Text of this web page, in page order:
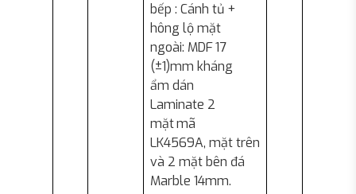
bếp : Cánh tủ +
hông lộ mặt
ngoài: MDF17
(±1)mm kháng
ẩm dán
Laminate 2
mặtmã
LK4569A, mặt trên
và 2 mặt bên đá
Marble 14mm.